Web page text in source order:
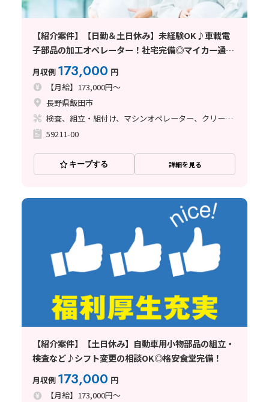
【紹介案件】【日勤＆土日休み】未経験OK♪車載電
子部品の加工オペレーター！社宅完備◎マイカー通勤
月収例 173,000 円
【月給】173,000円～
長野県飯田市
検査、組立・組付け、マシンオペレーター、クリーンルーム
59211-00
キープする 詳細を見る
【紹介案件】【土日休み】自動車用小物部品の組立・
検査など♪シフト変更の相談OK◎格安食堂完備！
月収例 173,000 円
【月給】173,000円～